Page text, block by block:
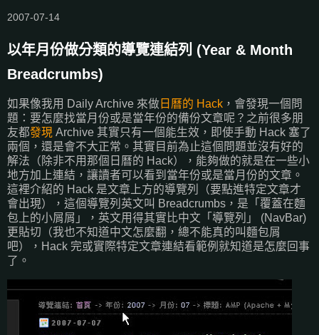
2007-07-14
以年月份做分類的導覽連結列 (Year & Month
Breadcrumbs)
如果像我用 Daily Archive 來做 日曆的 Hack ，會發現一個問
題：要怎麼找當月份或是當年份的備份文章呢？之前很多朋
友都發現 Archive 其實只有一個能生效，即使手動 Hack 塞了
兩個，還是會不大正常。其實目前為止這個問題並沒有好的
解法（除非不用那個日曆的 Hack），能夠做的就是在一些小
地方加上連結，讓讀者可以看到當年份或是當月份的文章。
這裡介紹的 Hack 是文章上方的導覽列（要點進特定文章才
會出現），這個導覽列英文叫 Breadcrumbs，是「覆蓋在麵
包上的小屑屑」，英文用得其實比中文「導覽列」 (NavBar)
更貼切（我也不知道中文怎麼翻，總不能真的叫麵包屑
吧），Hack 完或實際特定文章連結看範例就知道是怎麼回事
了。